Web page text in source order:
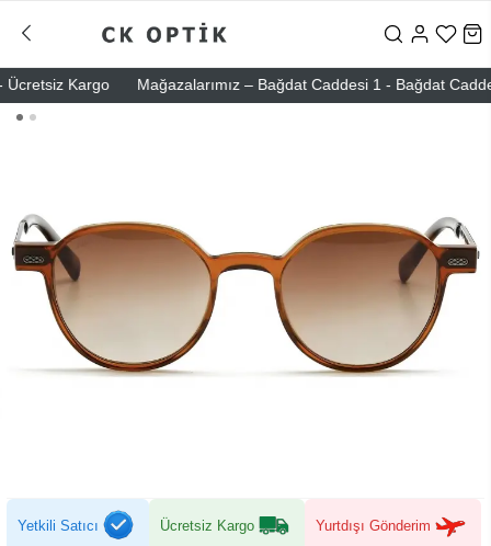
Kargo Mağazalarımız – Bağdat Caddesi 1 - Bağdat
Yetkili Satıcı Ücretsiz Kargo Yurtdışı Gönderim